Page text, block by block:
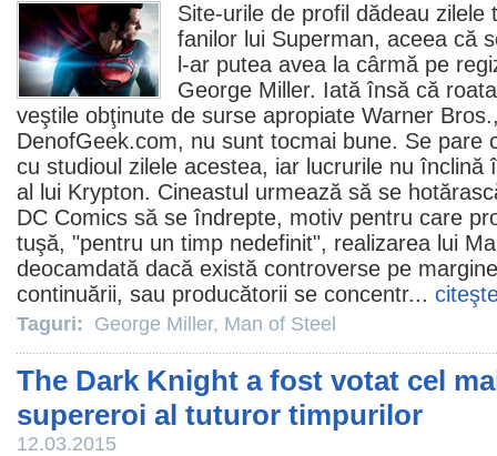
Site-urile de profil dădeau zilele
fanilor lui Superman, aceea că
l-ar putea avea la cârmă pe
George Miller. Iată însă că
veştile obţinute de surse apropiate Warner
DenofGeek.com, nu sunt tocmai bune. Se pare
cu studioul zilele acestea, iar lucrurile nu înclină
al lui Krypton. Cineastul urmează să se
DC Comics să se îndrepte, motiv pentru care
tuşă, "pentru un timp nedefinit", realizarea lui
deocamdată dacă există controverse pe
continuării, sau producătorii se concentr...
Taguri: George Miller, Man of Steel
The Dark Knight a fost votat cel
supereroi al tuturor timpurilor
12.03.2015